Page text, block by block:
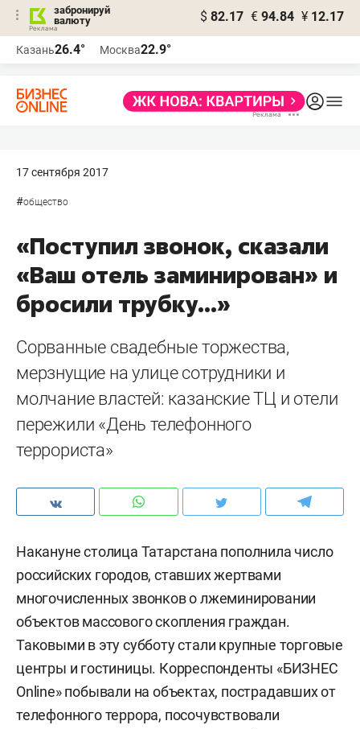
забронируй
валюту
$ 82.17 € 94.84 ¥ 12.17
Казань26.4° Москва22.9°
17 сентября 2017
#общество
«Поступил звонок, сказали
«Ваш отель заминирован» и
бросили трубку...»
Сорванные свадебные торжества,
мерзнущие на улице сотрудники и
молчание властей: казанские ТЦ и отели
пережили «День телефонного
террориста»
Накануне столица Татарстана пополнила число
российских городов, ставших жертвами
многочисленных звонков о лжеминировании
объектов массового скопления граждан.
Таковыми в эту субботу стали крупные торговые
центры и гостиницы. Корреспонденты «БИЗНЕС
Online» побывали на объектах, пострадавших от
телефонного террора, посочувствовали